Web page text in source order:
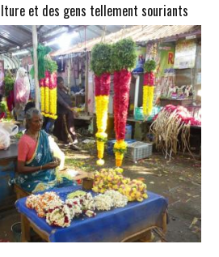
et des gens tellement souriants